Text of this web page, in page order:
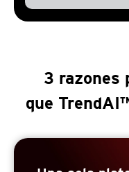
3 razones
que